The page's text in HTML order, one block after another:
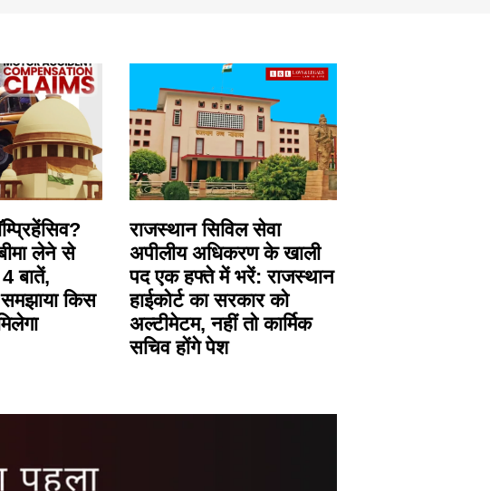
लेने से
बातें,
किस
राजस्थान सिविल सेवा
अपीलीय अधिकरण के खाली
पद एक हफ्ते में भरें: राजस्थान
हाईकोर्ट का सरकार को
अल्टीमेटम, नहीं तो कार्मिक
सचिव होंगे पेश